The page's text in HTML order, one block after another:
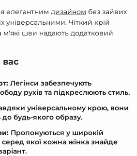
елегантним дизайном без зайвих
універсальними. Чіткий крій
м'які шви надають додатковий
вас
Легінси забезпечують
рухів та підкреслюють стиль.
універсальному крою, вони
до будь-якого образу.
Пропонуються у широкій
серед якої кожна жінка знайде